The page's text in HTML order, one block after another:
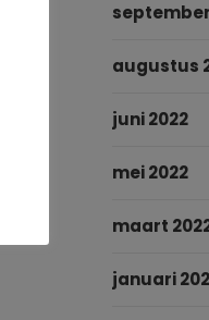
augustus
juni 2022
mei 2022
maart
januari